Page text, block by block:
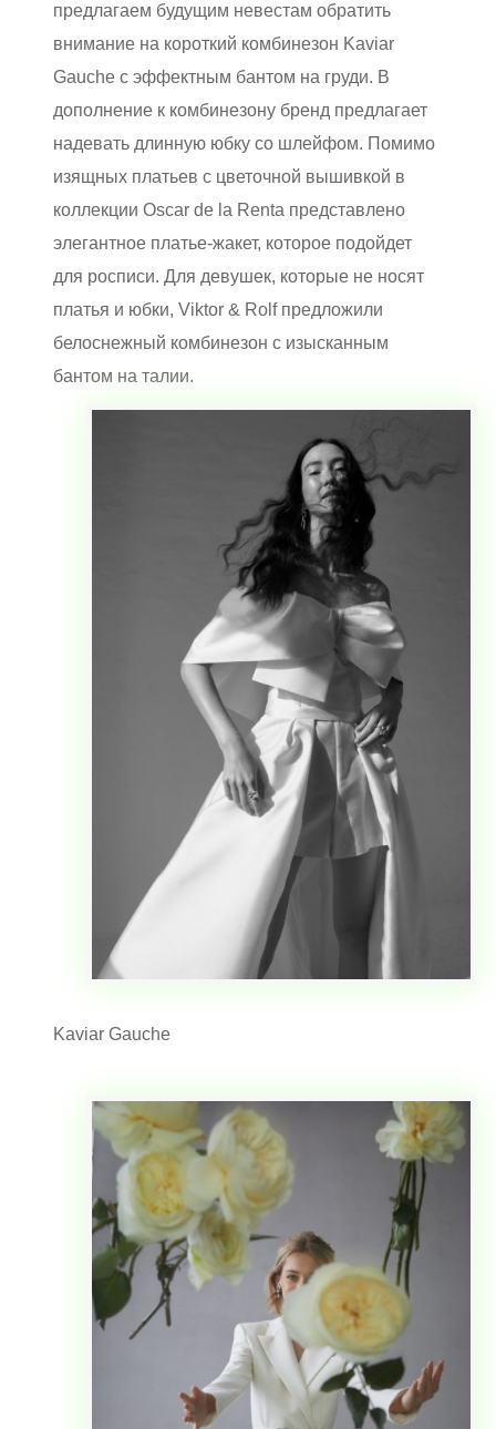
предлагаем будущим невестам обратить
внимание на короткий комбинезон Kaviar
Gauche с эффектным бантом на груди. В
дополнение к комбинезону бренд предлагает
надевать длинную юбку со шлейфом. Помимо
изящных платьев с цветочной вышивкой в
коллекции Oscar de la Renta представлено
элегантное платье-жакет, которое подойдет
для росписи. Для девушек, которые не носят
платья и юбки, Viktor & Rolf предложили
белоснежный комбинезон с изысканным
бантом на талии.
Kaviar Gauche